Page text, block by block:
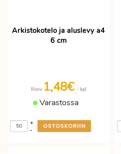
Arkistokotelo ja aluslevy a4
6 cm
Hinta 1,48€ / kpl
Varastossa
-
+